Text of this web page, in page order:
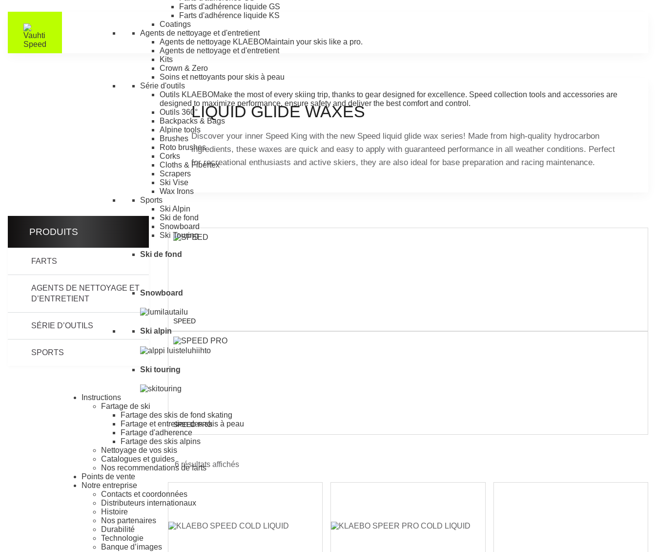
Farts d'adhérence liquide GS
Farts d'adhérence liquide KS
Coatings
Agents de nettoyage et d'entretient
Agents de nettoyage KLAEBOMaintain your skis like a pro.
Agents de nettoyage et d'entretient
Kits
Crown & Zero
Soins et nettoyants pour skis à peau
Série d'outils
Outils KLAEBOMake the most of every skiing trip, thanks to gear designed for excellence. Speed collection tools and accessories are
designed to maximize performance, ensure safety and deliver the best comfort and control.
Outils 360°
Backpacks & Bags
Alpine tools
Brushes
Roto brushes
Corks
Cloths & Fibertex
Scrapers
Ski Vise
Wax Irons
Sports
Ski Alpin
Ski de fond
Snowboard
Ski Touring
Ski de fond
Snowboard
Ski alpin
Ski touring
Instructions
Fartage de ski
Fartage des skis de fond skating
Fartage et entretien des skis à peau
Fartage d'adherence
Fartage des skis alpins
Nettoyage de vos skis
Catalogues et guides
Nos recommendations de farts
Points de vente
Notre entreprise
Contacts et coordonnées
Distributeurs internationaux
Histoire
Nos partenaires
Durabilité
Technologie
Banque d’images
LIQUID GLIDE WAXES
Discover your inner Speed King with the new Speed liquid glide wax series! Made from high-quality hydrocarbon
ingredients, these waxes are quick and easy to apply with guaranteed performance in all weather conditions. Perfect
for recreational enthusiasts and active skiers, they are also ideal for base preparation and racing maintenance.
PRODUITS
FARTS
AGENTS DE NETTOYAGE ET
D’ENTRETIENT
SÉRIE D’OUTILS
SPORTS
SPEED
SPEED PRO
6 résultats affichés